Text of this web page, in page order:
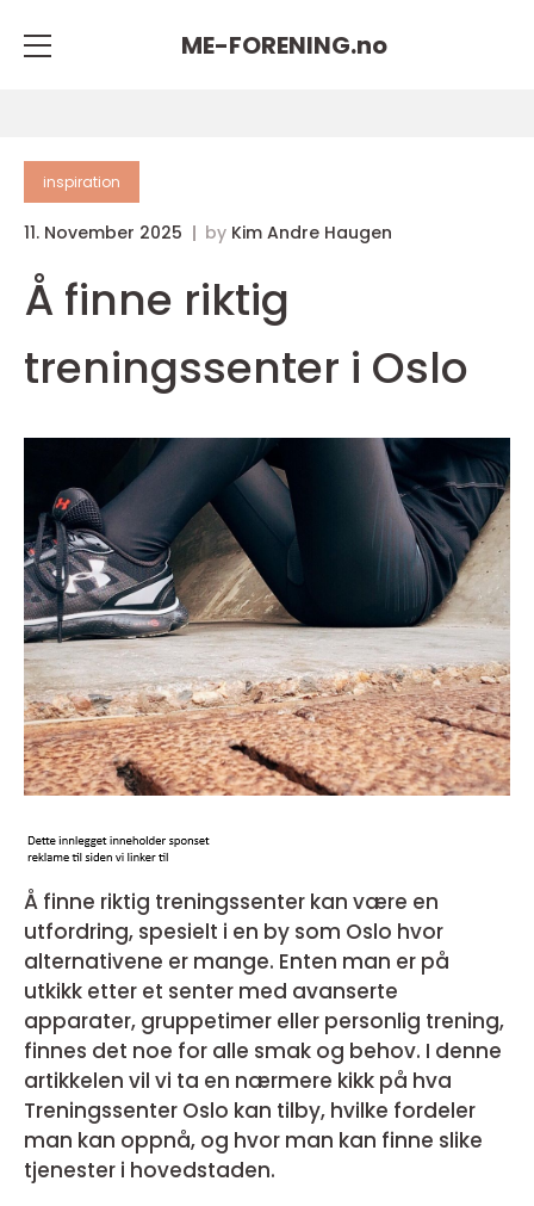
ME-FORENING.no
inspiration
11. November 2025 by Kim Andre Haugen
Å finne riktig
treningssenter i Oslo
Å finne riktig treningssenter kan være en
utfordring, spesielt i en by som Oslo hvor
alternativene er mange. Enten man er på
utkikk etter et senter med avanserte
apparater, gruppetimer eller personlig trening,
finnes det noe for alle smak og behov. I denne
artikkelen vil vi ta en nærmere kikk på hva
Treningssenter Oslo kan tilby, hvilke fordeler
man kan oppnå, og hvor man kan finne slike
tjenester i hovedstaden.